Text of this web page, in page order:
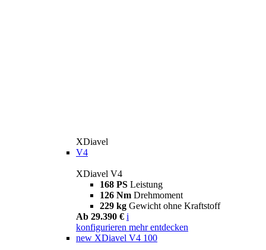
XDiavel
V4
XDiavel V4
168 PS Leistung
126 Nm Drehmoment
229 kg Gewicht ohne Kraftstoff
Ab 29.390 € i
konfigurieren mehr entdecken
new XDiavel V4 100